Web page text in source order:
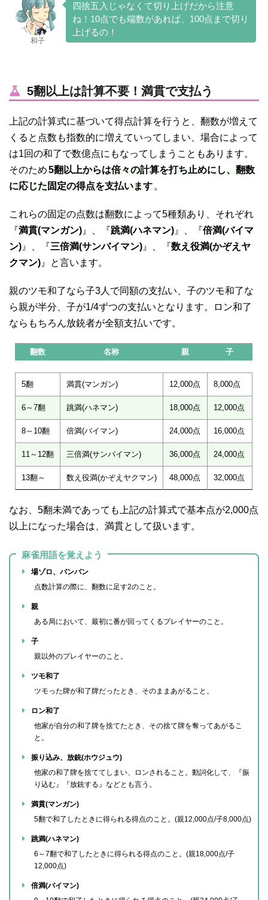
和子
四捨五入じゃなくて切り上げだから注意
ね！10点でも端数があれば、100点まで切り
上げるの！
5翻以上は計算不要！満貫で支払う
上記の計算式に基づいて得点計算を行うと、翻数が増えて
くると点数も指数的に増えていってしまい、場合によって
は1回の和了で数億点にもなってしまうこともあります。
そのため5翻以上からは倍々の計算を打ち止めにし、翻数
に応じた固定の得点を支払います 。
これらの固定の点数は翻数によって5種類あり、それぞれ
『満貫(マンガン) 』、『跳満(ハネマン) 』、『倍満(バイマ
ン) 』、『三倍満(サンバイマン) 』、『数え役満(かぞえヤ
クマン) 』と言います。
親のツモ和了なら子3人で同額の支払い、子のツモ和了な
ら親が半分、子が1/4ずつの支払いとなります。ロン和了
ならもちろん放銃者が全額支払いです。
翻数 名称 親 子
5翻 満貫(マンガン) 12,000点 8,000点
6～7翻 跳満(ハネマン) 18,000点 12,000点
8～10翻 倍満(バイマン) 24,000点 16,000点
11～12翻 三倍満(サンバイマン) 36,000点 24,000点
13翻～ 数え役満(かぞえヤクマン) 48,000点 32,000点
なお、5翻未満であっても上記の計算式で基本点が2,000点
以上になった場合は、満貫として扱います。
麻雀用語を覚えよう
場ゾロ、バンバン
点数計算の際に、翻数に足す2のこと。
親
ある局において、最初に番が回ってくるプレイヤーのこと。
子
親以外のプレイヤーのこと。
ツモ和了
ツモった牌が和了牌だったとき、そのままあがること。
ロン和了
他家が自分の和了牌を捨てたとき、その捨て牌を奪ってあがるこ
と。
振り込み、放銃(ホウジュウ)
他家の和了牌を捨ててしまい、ロンされること。動詞化して、『振
り込む』『放銃する』などとも言う。
満貫(マンガン)
5翻で和了したときに得られる得点のこと。(親12,000点/子8,000点)
跳満(ハネマン)
6～7翻で和了したときに得られる得点のこと。(親18,000点/子
12,000点)
倍満(バイマン)